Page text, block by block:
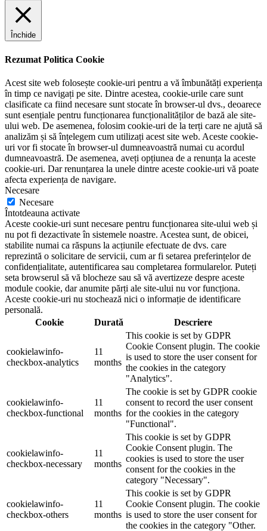
Închide
Rezumat Politica Cookie
Acest site web folosește cookie-uri pentru a vă îmbunătăți experiența
în timp ce navigați pe site. Dintre acestea, cookie-urile care sunt
clasificate ca fiind necesare sunt stocate în browser-ul dvs., deoarece
sunt esențiale pentru funcționarea funcționalităților de bază ale site-
ului web. De asemenea, folosim cookie-uri de la terți care ne ajută să
analizăm și să înțelegem cum utilizați acest site web. Aceste cookie-
uri vor fi stocate în browser-ul dumneavoastră numai cu acordul
dumneavoastră. De asemenea, aveți opțiunea de a renunța la aceste
cookie-uri. Dar renunțarea la unele dintre aceste cookie-uri vă poate
afecta experiența de navigare.
Necesare
Necesare
Întotdeauna activate
Aceste cookie-uri sunt necesare pentru funcționarea site-ului web și
nu pot fi dezactivate în sistemele noastre. Acestea sunt, de obicei,
stabilite numai ca răspuns la acțiunile efectuate de dvs. care
reprezintă o solicitare de servicii, cum ar fi setarea preferințelor de
confidențialitate, autentificarea sau completarea formularelor. Puteți
seta browserul să vă blocheze sau să vă avertizeze despre aceste
module cookie, dar anumite părți ale site-ului nu vor funcționa.
Aceste cookie-uri nu stochează nici o informație de identificare
personală.
Cookie
Durată Descriere
cookielawinfo-
checkbox-analytics
11
months
This cookie is set by GDPR
Cookie Consent plugin. The cookie
is used to store the user consent for
the cookies in the category
"Analytics".
cookielawinfo-
checkbox-functional
11
months
The cookie is set by GDPR cookie
consent to record the user consent
for the cookies in the category
"Functional".
cookielawinfo-
checkbox-necessary
11
months
This cookie is set by GDPR
Cookie Consent plugin. The
cookies is used to store the user
consent for the cookies in the
category "Necessary".
cookielawinfo-
checkbox-others
11
months
This cookie is set by GDPR
Cookie Consent plugin. The cookie
is used to store the user consent for
the cookies in the category "Other.